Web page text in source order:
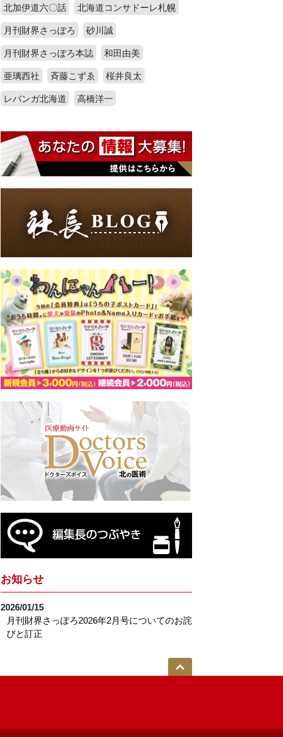
北加伊道六〇話
北海道コンサドーレ札幌
月刊財界さっぽろ
砂川誠
月刊財界さっぽろ本誌
和田由美
亜璃西社
斉藤こずゑ
桜井良太
レバンガ北海道
高橋洋一
お知らせ
2026/01/15
月刊財界さっぽろ2026年2月号についてのお詫
びと訂正